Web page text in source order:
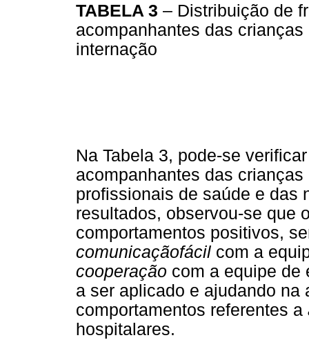
TABELA 3 – Distribuição de
acompanhantes das
internação
Na Tabela 3, pode-se
acompanhantes das
profissionais de saúde e das
resultados, observou-se que
comportamentos positivos,
comunicaçãofácil com a
cooperação com a equipe de
a ser aplicado e ajudando
comportamentos referentes a
hospitalares.